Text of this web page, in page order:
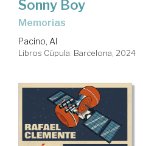
Sonny Boy
Memorias
Pacino, Al
Libros Cúpula. Barcelona, 2024